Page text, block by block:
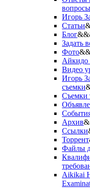
вопросы
Игорь
Статьи
Блог
Задать
Фото
Айкидо
Видео
Игорь
съемки
Съемки
Архив
Ссылки
Торрент
Файлы
Aikikai